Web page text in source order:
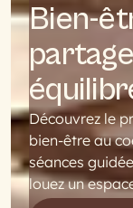
Bien-
Découvrez le
bien-être au
séances
louez un